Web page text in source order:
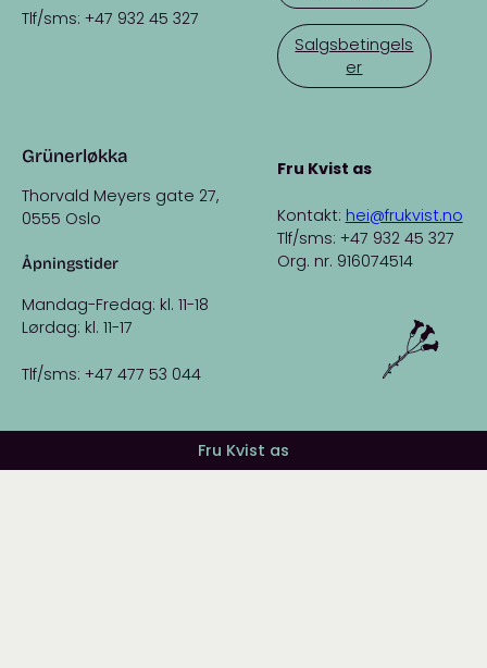
Tlf/sms: +47 932 45 327
Grünerløkka
Thorvald Meyers gate 27,
0555 Oslo
Åpningstider
Mandag-Fredag: kl. 11-18
Lørdag: kl. 11-17
Tlf/sms: +47 477 53 044
Salgsbetingels
er
Fru Kvist as
Kontakt: hei@frukvist.no
Tlf/sms: +47 932 45 327
Org. nr. 916074514
Fru Kvist as